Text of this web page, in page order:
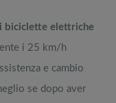
biciclette elettriche
i 25 km/h
e cambio
se dopo aver